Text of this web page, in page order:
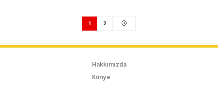
1 2
Hakkımızda
Künye